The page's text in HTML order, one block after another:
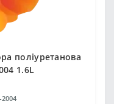
поліуретанова
1.6L
2004